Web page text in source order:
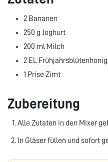
2 Bananen
250 g Joghurt
200 ml Milch
2 EL Frühjahrsblütenhonig
1 Prise Zimt
Zubereitung
Alle Zutaten in den Mixer
In Gläser füllen und sofort